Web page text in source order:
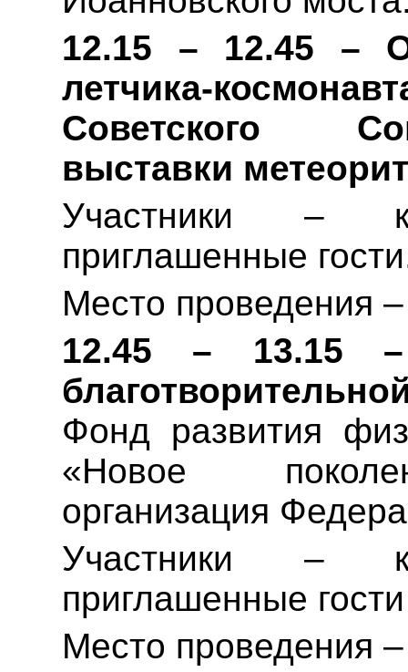
12.15 – 12.45 –
летчика-
Советского
выставки
Участники –
приглашенные
Место проведения
12.45 – 13.15 –
Фонд развития
«Новое
организация
Участники –
приглашенные
Место проведения